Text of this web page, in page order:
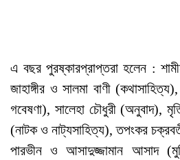
এ বছর পুরষ্কারপ্রাপ্তরা হলেন :
জাহাঙ্গীর ও সালমা বাণী
গবেষণা), সালেহা চৌধুরী (অনুবাদ),
(নাটক ও নাট্যসাহিত্য), তপংকর
পারভীন ও আসাদুজ্জামান আসাদ